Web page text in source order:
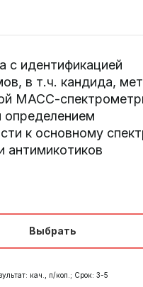
с идентификацией
в т.ч. кандида,
МАСС-
определением
к основному
антимикотиков
Выбрать
кач., п/кол.; Срок: 3-5